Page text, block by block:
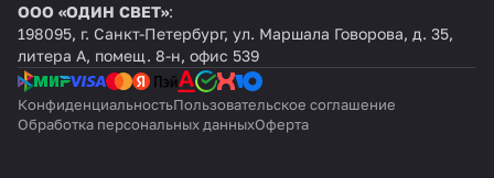
ООО «ОДИН СВЕТ»:
198095, г. Санкт-Петербург, ул. Маршала Говорова, д. 35,
литера А, помещ. 8-н, офис 539
КонфиденциальностьПользовательское соглашение
Обработка персональных данныхОферта